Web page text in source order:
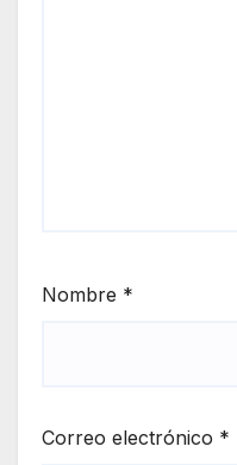
Nombre *
Correo electrónico *